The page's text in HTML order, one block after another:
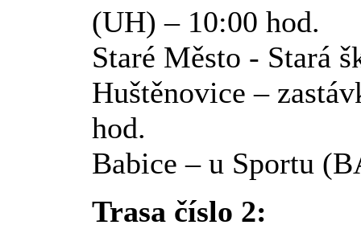
(UH) – 10:00 hod.
Staré Město - Stará
Huštěnovice –
hod.
Babice – u Sportu
Trasa číslo 2: